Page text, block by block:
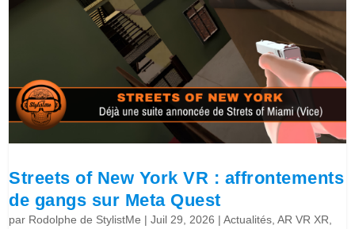
Streets of New York VR : affrontements
de gangs sur Meta Quest
par Rodolphe de StylistMe |Juil 29, 2026 |Actualités,AR VR XR,